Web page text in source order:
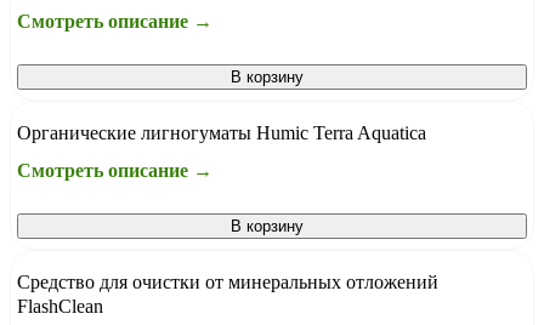
Смотреть описание →
В корзину
Органические лигногуматы Humic Terra Aquatica
Смотреть описание →
В корзину
Средство для очистки от минеральных отложений
FlashClean